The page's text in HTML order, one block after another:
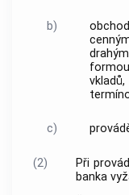
b)
c)
(2) Při
banka